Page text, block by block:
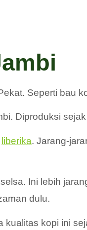
Seperti bau
Diproduksi
liberika. Jarang-
Ini lebih
dulu.
kopi ini